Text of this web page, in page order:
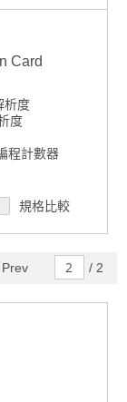
Card
析度
度
程計數器
規格比較
Prev / 2